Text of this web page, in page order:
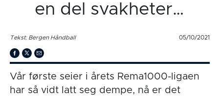
en del svakheter…
Tekst: Bergen Håndball 05/10/2021
Vår første seier i årets Rema1000-ligaen
har så vidt latt seg dempe, nå er det